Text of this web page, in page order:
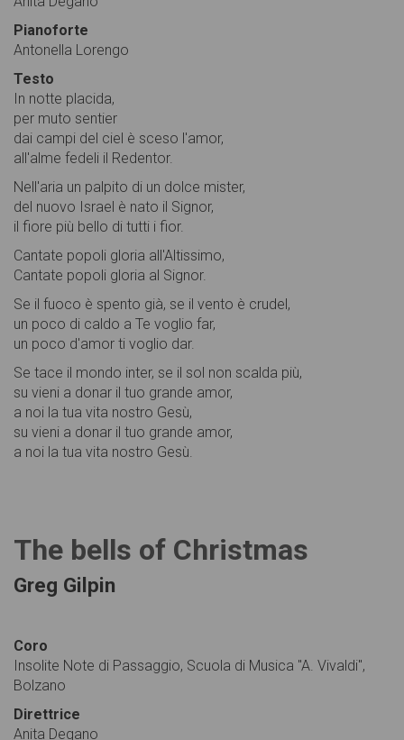
Pianoforte
Antonella Lorengo
Testo
In notte placida,
per muto sentier
dai campi del ciel è sceso l'amor,
all'alme fedeli il Redentor.
Nell'aria un palpito di un dolce mister,
del nuovo Israel è nato il Signor,
il fiore più bello di tutti i fior.
Cantate popoli gloria all'Altissimo,
Cantate popoli gloria al Signor.
Se il fuoco è spento già, se il vento è crudel,
un poco di caldo a Te voglio far,
un poco d'amor ti voglio dar.
Se tace il mondo inter, se il sol non scalda più,
su vieni a donar il tuo grande amor,
a noi la tua vita nostro Gesù,
su vieni a donar il tuo grande amor,
a noi la tua vita nostro Gesù.
The bells of Christmas
Greg Gilpin
Coro
Insolite Note di Passaggio, Scuola di Musica "A. Vivaldi",
Bolzano
Direttrice
Anita Degano